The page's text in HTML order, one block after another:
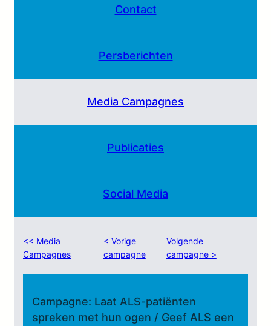
Contact
Persberichten
Media Campagnes
Publicaties
Social Media
<< Media
Campagnes
< Vorige
campagne
Volgende
campagne >
Campagne: Laat ALS-patiënten
spreken met hun ogen / Geef ALS een